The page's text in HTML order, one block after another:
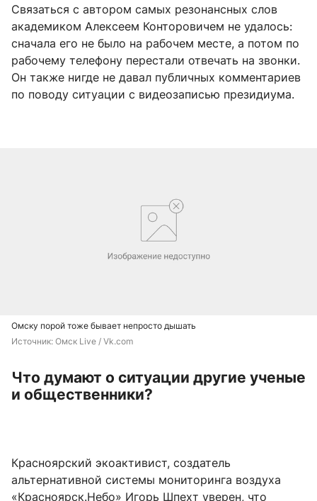
Связаться с автором самых резонансных слов
академиком Алексеем Конторовичем не удалось:
сначала его не было на рабочем месте, а потом по
рабочему телефону перестали отвечать на звонки.
Он также нигде не давал публичных комментариев
по поводу ситуации с видеозаписью президиума.
Омску порой тоже бывает непросто дышать
Источник: Омск Live / Vk.com
Что думают о ситуации другие ученые
и общественники?
Красноярский экоактивист, создатель
альтернативной системы мониторинга воздуха
«Красноярск.Небо» Игорь Шпехт уверен, что